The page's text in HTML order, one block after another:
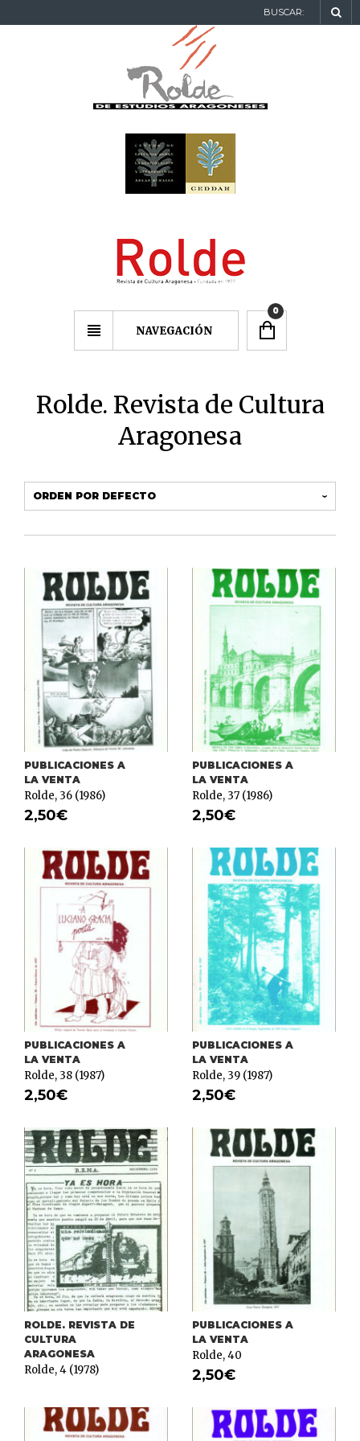
BUSCAR:
NAVEGACIÓN
0
Rolde. Revista de Cultura
Aragonesa
PUBLICACIONES A
LA VENTA
Rolde, 36 (1986)
2,50€
PUBLICACIONES A
LA VENTA
Rolde, 37 (1986)
2,50€
PUBLICACIONES A
LA VENTA
Rolde, 38 (1987)
2,50€
PUBLICACIONES A
LA VENTA
Rolde, 39 (1987)
2,50€
ROLDE. REVISTA DE
CULTURA
ARAGONESA
Rolde, 4 (1978)
PUBLICACIONES A
LA VENTA
Rolde, 40
2,50€